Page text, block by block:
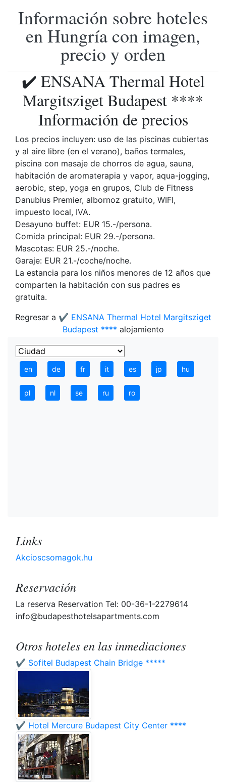
Información sobre hoteles
en Hungría con imagen,
precio y orden
✔️ ENSANA Thermal Hotel
Margitsziget Budapest ****
Información de precios
Los precios incluyen: uso de las piscinas cubiertas
y al aire libre (en el verano), baños termales,
piscina con masaje de chorros de agua, sauna,
habitación de aromaterapia y vapor, aqua-jogging,
aerobic, step, yoga en grupos, Club de Fitness
Danubius Premier, albornoz gratuito, WIFI,
impuesto local, IVA.
Desayuno buffet: EUR 15.-/persona.
Comida principal: EUR 29.-/persona.
Mascotas: EUR 25.-/noche.
Garaje: EUR 21.-/coche/noche.
La estancia para los niños menores de 12 años que
comparten la habitación con sus padres es
gratuita.
Regresar a ✔️ ENSANA Thermal Hotel Margitsziget
Budapest **** alojamiento
en de fr it es jp hu
pl nl se ru ro
Links
Akcioscsomagok.hu
Reservación
La reserva Reservation Tel: 00-36-1-2279614
info@budapesthotelsapartments.com
Otros hoteles en las inmediaciones
✔️ Sofitel Budapest Chain Bridge *****
✔️ Hotel Mercure Budapest City Center ****